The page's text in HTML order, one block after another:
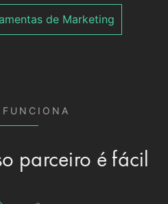
de Marketing
parceiro é fácil